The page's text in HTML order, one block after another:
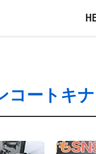
コートキ